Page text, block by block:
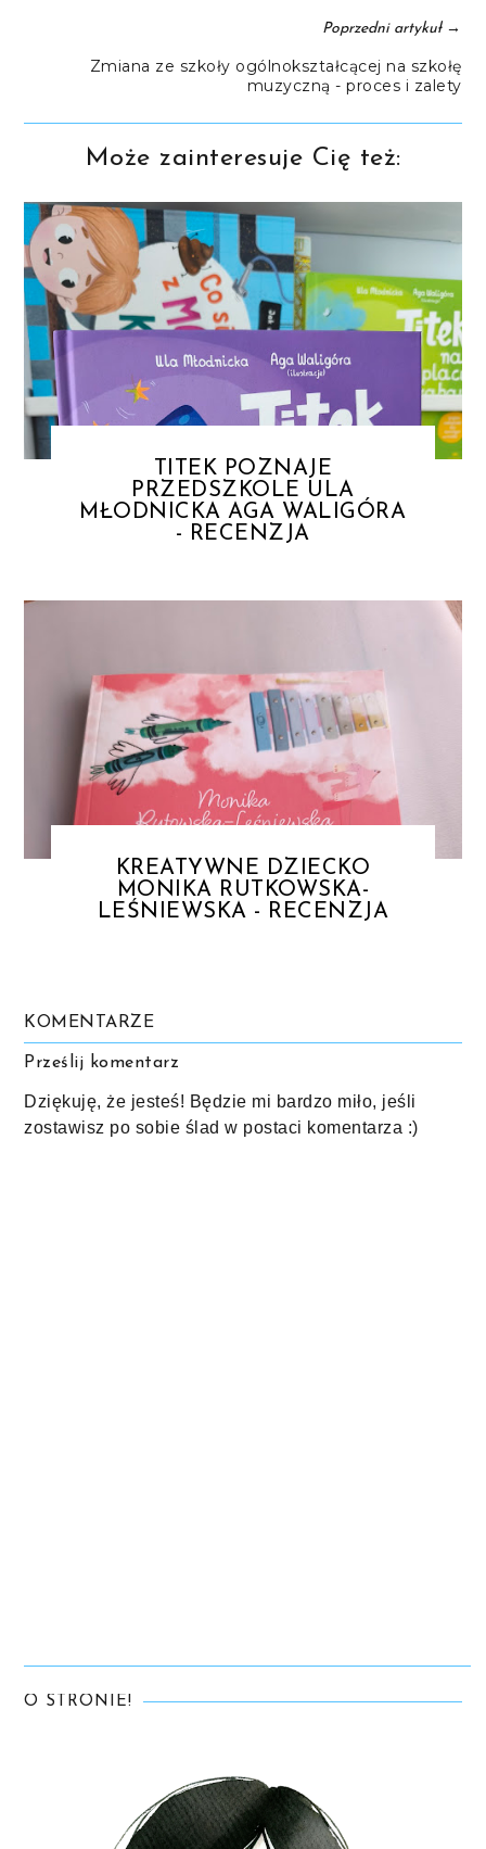
Poprzedni artykuł→
Zmiana ze szkoły ogólnokształcącej na szkołę
muzyczną - proces i zalety
Może zainteresuje Cię też:
TITEK POZNAJE
PRZEDSZKOLE ULA
MŁODNICKA AGA WALIGÓRA
- RECENZJA
KREATYWNE DZIECKO
MONIKA RUTKOWSKA-
LEŚNIEWSKA - RECENZJA
KOMENTARZE
Prześlij komentarz
Dziękuję, że jesteś! Będzie mi bardzo miło, jeśli
zostawisz po sobie ślad w postaci komentarza :)
O STRONIE!